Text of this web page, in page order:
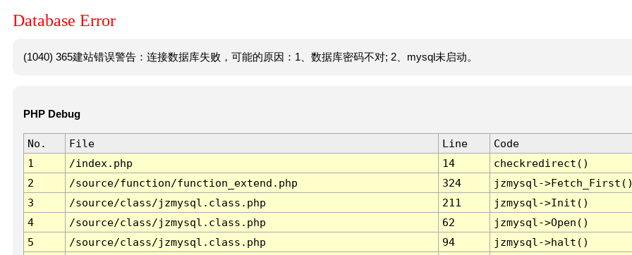
Database Error
(1040) 365建站错误警告：连接数据库失败，可能的原因：1、数据库密码不对; 2、mysql未启动。
PHP Debug
No. File Line
Code
1
/index.php 14
checkredirect()
2
/source/function/function_extend.php 324
jzmysql-
3
/source/class/jzmysql.class.php 211
jzmysql->Init()
4
/source/class/jzmysql.class.php 62
jzmysql->Open()
5
/source/class/jzmysql.class.php 94
jzmysql->halt()